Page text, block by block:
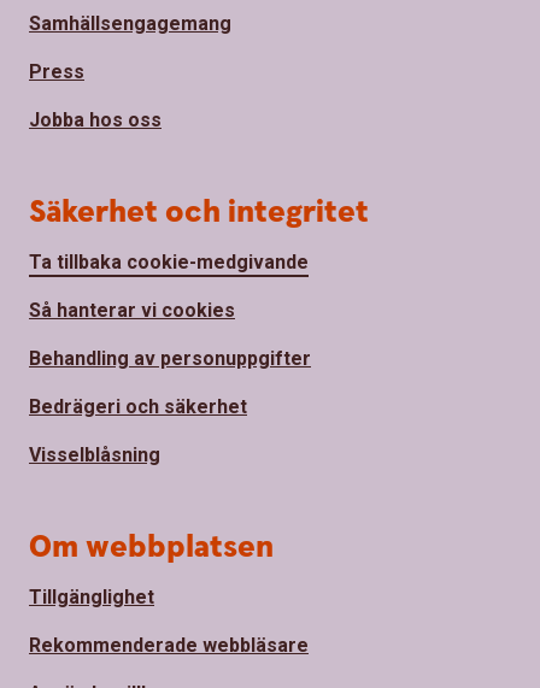
Samhällsengagemang
Press
Jobba hos oss
Säkerhet och integritet
Ta tillbaka cookie-medgivande
Så hanterar vi cookies
Behandling av personuppgifter
Bedrägeri och säkerhet
Visselblåsning
Om webbplatsen
Tillgänglighet
Rekommenderade webbläsare